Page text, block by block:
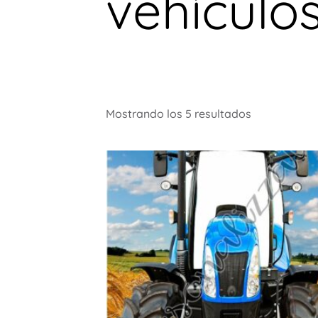
Mostrando los 5 resultados